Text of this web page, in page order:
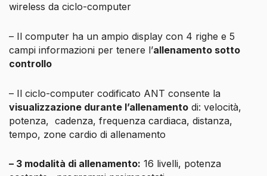
wireless da ciclo-computer
– Il computer ha un ampio display con 4 righe e 5
campi informazioni per tenere l’allenamento sotto
controllo
– Il ciclo-computer codificato ANT consente la
visualizzazione durante l’allenamento di: velocità,
potenza, cadenza, frequenza cardiaca, distanza,
tempo, zone cardio di allenamento
– 3 modalità di allenamento: 16 livelli, potenza